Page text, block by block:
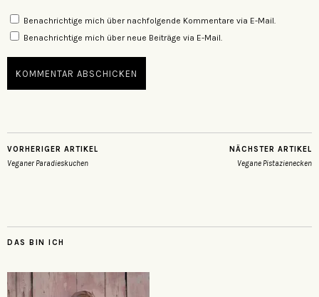
Benachrichtige mich über nachfolgende Kommentare via E-Mail.
Benachrichtige mich über neue Beiträge via E-Mail.
VORHERIGER ARTIKEL
Veganer Paradieskuchen
NÄCHSTER ARTIKEL
Vegane Pistazienecken
DAS BIN ICH